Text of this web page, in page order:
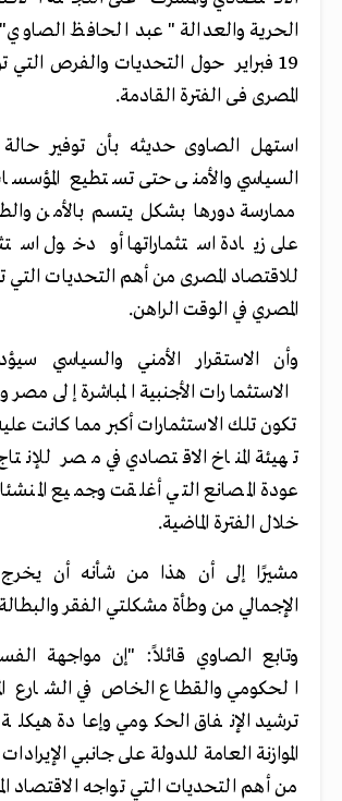
الحرية والعدالة " عبد الحافظ الصاوي"
19 فبراير حول التحديات والفرص التي
المصرى فى الفترة القادمة.
استهل الصاوى حديثه بأن توفير حالة
السياسي والأمنى حتى تستطيع
ممارسة دورها بشكل يتسم بالأمن
على زيادة استثماراتها أو دخول
للاقتصاد المصرى من أهم التحديات التي
المصري في الوقت الراهن.
وأن الاستقرار الأمني والسياسي
الاستثمارات الأجنبية المباشرة إلى
تكون تلك الاستثمارات أكبر مما كانت
تهيئة المناخ الاقتصادي في مصر
عودة المصانع التي أغلقت وجميع
خلال الفترة الماضية.
مشيرًا إلى أن هذا من شأنه أن يخرج
الإجمالي من وطأة مشكلتي الفقر والبطالة
وتابع الصاوي قائلاً: "إن مواجهة
الحكومي والقطاع الخاص في الشارع
ترشيد الإنفاق الحكومي وإعادة
الموازنة العامة للدولة على جانبي
من أهم التحديات التي تواجه الاقتصاد